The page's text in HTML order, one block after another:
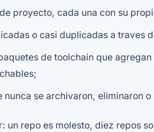
proyecto, cada una con su
o casi duplicadas a traves
de toolchain que
nunca se archivaron, eliminaron
un repo es molesto, diez repos